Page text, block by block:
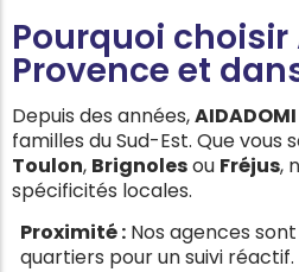
Pourquoi choisir
Provence et
Depuis des années,AIDADOMI
familles du Sud-Est. Que vous
Toulon, Brignolesou Fréjus,
spécificités locales.
Proximité : Nos agences
quartiers pour un suivi réactif.